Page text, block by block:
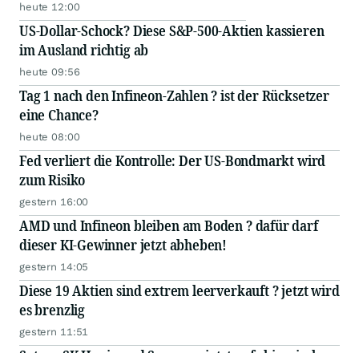
heute 12:00
US-Dollar-Schock? Diese S&P-500-Aktien kassieren
im Ausland richtig ab
heute 09:56
Tag 1 nach den Infineon-Zahlen ? ist der Rücksetzer
eine Chance?
heute 08:00
Fed verliert die Kontrolle: Der US-Bondmarkt wird
zum Risiko
gestern 16:00
AMD und Infineon bleiben am Boden ? dafür darf
dieser KI-Gewinner jetzt abheben!
gestern 14:05
Diese 19 Aktien sind extrem leerverkauft ? jetzt wird
es brenzlig
gestern 11:51